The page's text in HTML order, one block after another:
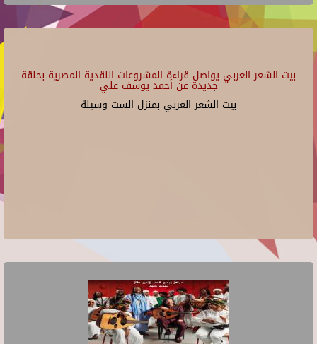
بيت الشعر العربي يواصل قراءة المشروعات النقدية المصرية بحلقة
جديدة عن أحمد يوسف علي
بيت الشعر العربي بمنزل الست وسيلة